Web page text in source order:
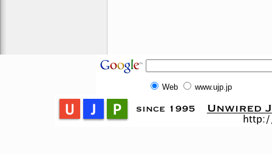
Web www.ujp.jp